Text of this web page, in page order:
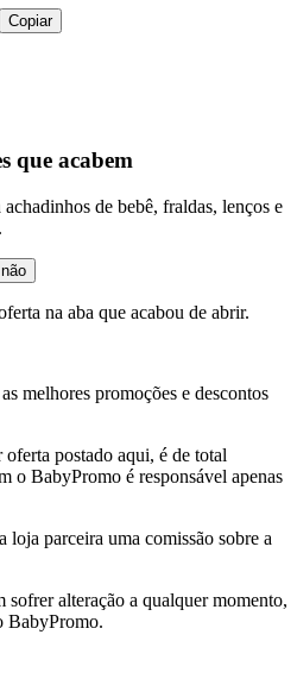
Copiar
que acabem
de bebê, fraldas, lenços e
na aba que acabou de abrir.
melhores promoções e descontos
postado aqui, é de total
o BabyPromo é responsável apenas
loja parceira uma comissão sobre a
sofrer alteração a qualquer momento,
BabyPromo.